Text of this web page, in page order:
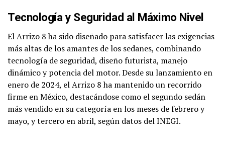
Tecnología y Seguridad al Máximo Nivel
El Arrizo 8 ha sido diseñado para satisfacer las exigencias
más altas de los amantes de los sedanes, combinando
tecnología de seguridad, diseño futurista, manejo
dinámico y potencia del motor. Desde su lanzamiento en
enero de 2024, el Arrizo 8 ha mantenido un recorrido
firme en México, destacándose como el segundo sedán
más vendido en su categoría en los meses de febrero y
mayo, y tercero en abril, según datos del INEGI.